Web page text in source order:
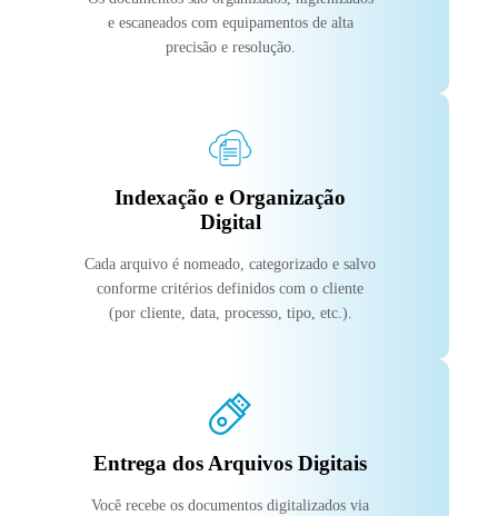
e escaneados com equipamentos de alta
precisão e resolução.
Indexação e Organização
Digital
Cada arquivo é nomeado, categorizado e salvo
conforme critérios definidos com o cliente
(por cliente, data, processo, tipo, etc.).
Entrega dos Arquivos Digitais
Você recebe os documentos digitalizados via